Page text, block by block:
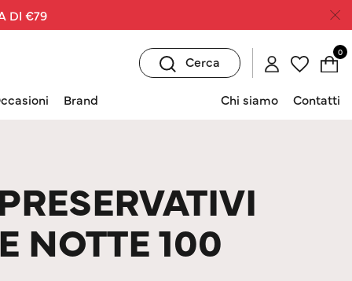
DI €79
Cerca
0
Brand Chi siamo Contatti
NOTTE 100